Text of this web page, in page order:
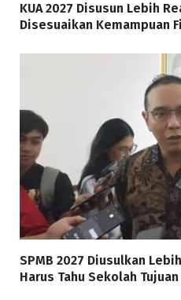
KUA 2027 Disusun Lebih
Disesuaikan Kemampuan
SPMB 2027 Diusulkan
Harus Tahu Sekolah